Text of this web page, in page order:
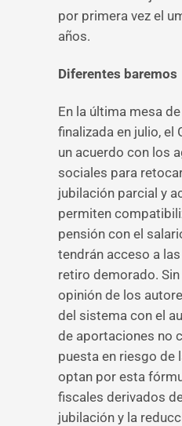
por primera vez el
años.
Diferentes baremos
En la última mesa
finalizada en julio, el
un acuerdo con los
sociales para
jubilación parcial y
permiten
pensión con el
tendrán acceso a
retiro demorado.
opinión de los
del sistema con el
de aportaciones no
puesta en riesgo de
optan por esta
fiscales derivados
jubilación y la